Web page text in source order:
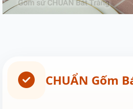
CHUẨN Gốm